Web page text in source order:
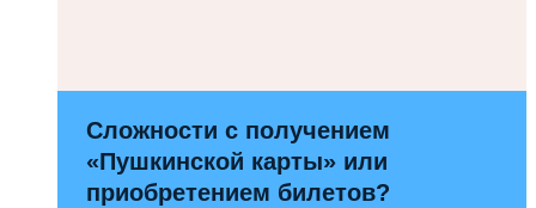
Сложности с получением
«Пушкинской карты» или
приобретением билетов?